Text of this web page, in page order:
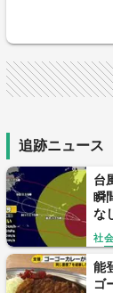
追跡ニュース
台
瞬
な
が
解
社会
能
ゴ